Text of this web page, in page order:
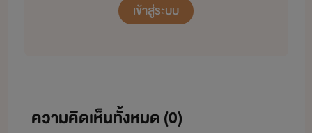
เข้าสู่ระบบ
ความคิดเห็นทั้งหมด (0)